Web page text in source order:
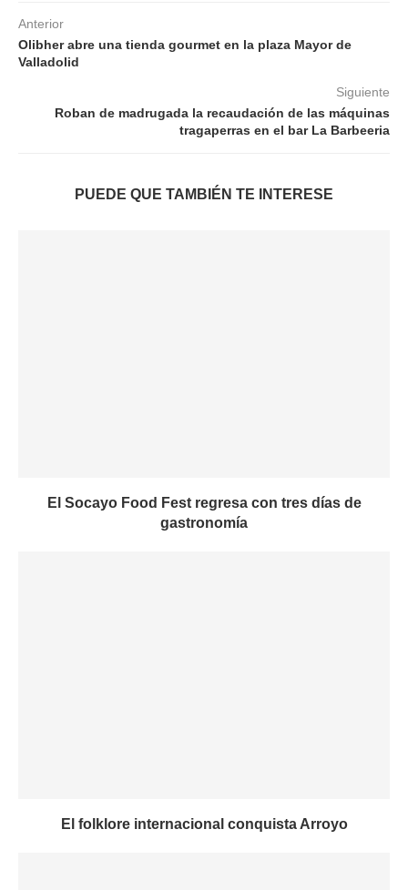
Anterior
Olibher abre una tienda gourmet en la plaza Mayor de
Valladolid
Siguiente
Roban de madrugada la recaudación de las máquinas
tragaperras en el bar La Barbeeria
PUEDE QUE TAMBIÉN TE INTERESE
El Socayo Food Fest regresa con tres días de
gastronomía
El folklore internacional conquista Arroyo